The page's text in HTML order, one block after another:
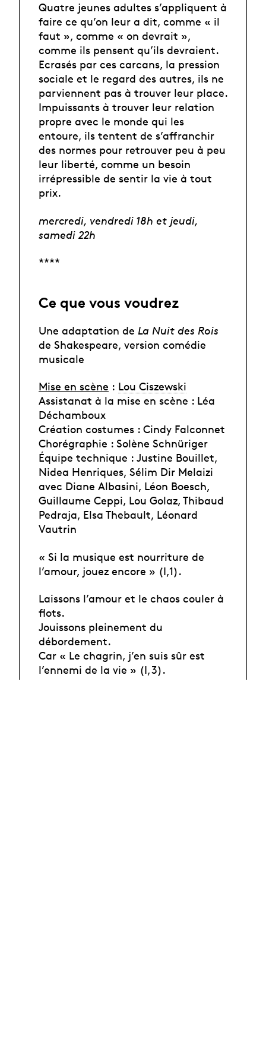
Quatre jeunes adultes s’appliquent à
faire ce qu’on leur a dit, comme « il
faut », comme « on devrait »,
comme ils pensent qu’ils devraient.
Ecrasés par ces carcans, la pression
sociale et le regard des autres, ils ne
parviennent pas à trouver leur place.
Impuissants à trouver leur relation
propre avec le monde qui les
entoure, ils tentent de s’affranchir
des normes pour retrouver peu à peu
leur liberté, comme un besoin
irrépressible de sentir la vie à tout
prix.
mercredi, vendredi 18h et jeudi,
samedi 22h
****
Ce que vous voudrez
Une adaptation de La Nuit des Rois
de Shakespeare, version comédie
musicale
Mise en scène : Lou Ciszewski
Assistanat à la mise en scène : Léa
Déchamboux
Création costumes : Cindy Falconnet
Chorégraphie : Solène Schnüriger
Équipe technique : Justine Bouillet,
Nidea Henriques, Sélim Dir Melaizi
avec Diane Albasini, Léon Boesch,
Guillaume Ceppi, Lou Golaz, Thibaud
Pedraja, Elsa Thebault, Léonard
Vautrin
« Si la musique est nourriture de
l’amour, jouez encore » (I,1).
Laissons l’amour et le chaos couler à
flots.
Jouissons pleinement du
débordement.
Car « Le chagrin, j’en suis sûr est
l’ennemi de la vie » (I,3).